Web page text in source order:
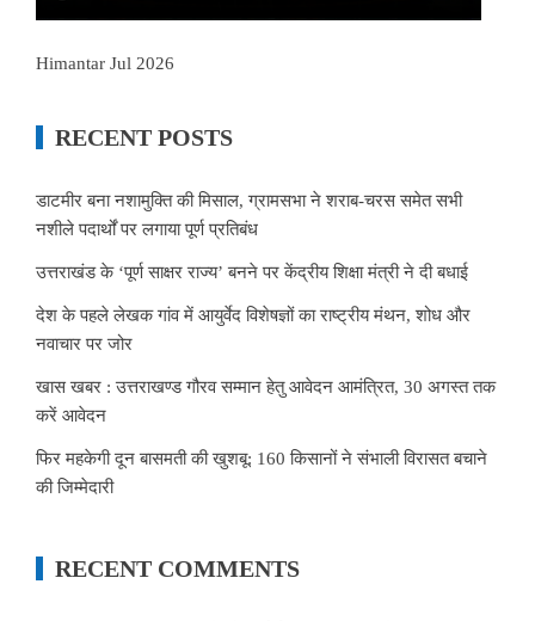
Himantar Jul 2026
RECENT POSTS
डाटमीर बना नशामुक्ति की मिसाल, ग्रामसभा ने शराब-चरस समेत सभी
नशीले पदार्थों पर लगाया पूर्ण प्रतिबंध
उत्तराखंड के ‘पूर्ण साक्षर राज्य’ बनने पर केंद्रीय शिक्षा मंत्री ने दी बधाई
देश के पहले लेखक गांव में आयुर्वेद विशेषज्ञों का राष्ट्रीय मंथन, शोध और
नवाचार पर जोर
खास खबर : उत्तराखण्ड गौरव सम्मान हेतु आवेदन आमंत्रित, 30 अगस्त तक
करें आवेदन
फिर महकेगी दून बासमती की खुशबू: 160 किसानों ने संभाली विरासत बचाने
की जिम्मेदारी
RECENT COMMENTS